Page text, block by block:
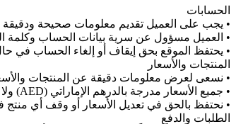
الحسابات
• يجب على العميل تقديم معلومات صحيحة ودقيقة
• العميل مسؤول عن سرية بيانات الحساب وكلمة
• يحتفظ الموقع بحق إيقاف أو إلغاء الحساب في
المنتجات والأسعار
• نسعى لعرض معلومات دقيقة عن المنتجات
• جميع الأسعار مدرجة بالدرهم الإماراتي (AED) ولا تشمل ضريبة القيمة المضافة (VAT)، وسيتم احتسابها وإضافتها عند الدفع وفقاً للقانون.
• نحتفظ بالحق في تعديل الأسعار أو وقف أي
الطلبات والدفع